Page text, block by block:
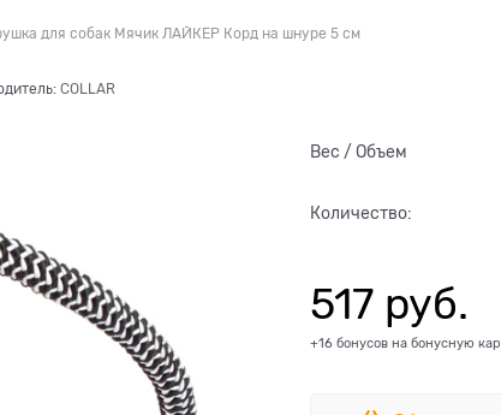
для собак Мячик ЛАЙКЕР Корд на шнуре 5 см
COLLAR
Вес / Объем
Количество:
517 руб.
+16 бонусов на бонусную